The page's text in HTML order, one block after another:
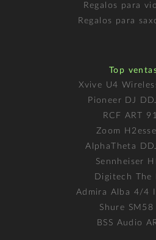
Regalos para
Regalos para
Top
Xvive U4
Pioneer DJ
RCF ART
Zoom
AlphaTheta
Sennheiser
Digitech The
Admira Alba 4/4
Shure SM58
BSS Audio